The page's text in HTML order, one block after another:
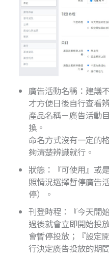
廣告活動名稱：建議
才方便日後自行查看
產品名稱－廣告活動
換。
命名方式沒有一定的
夠清楚辨識就行。
狀態：『可使用』或
照情況選擇暫停廣告
停）。
刊登時程：『今天開
過後就會立即開始投
會暫停投放；『設定
行決定廣告投放的期